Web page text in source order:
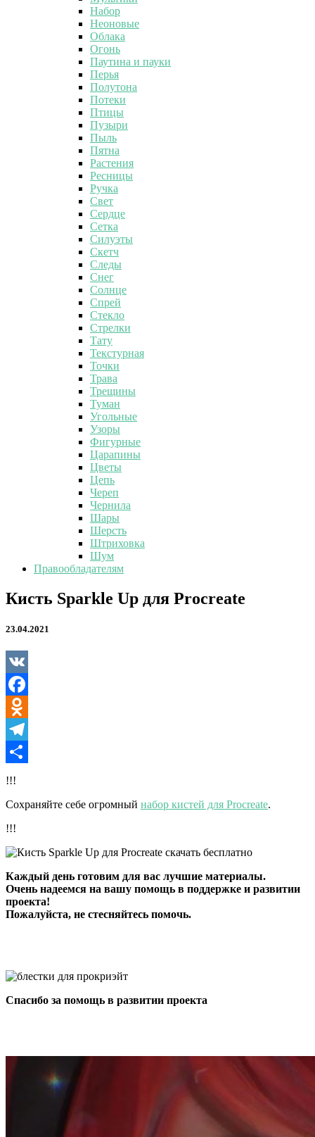
Набор
Неоновые
Облака
Огонь
Паутина и пауки
Перья
Полутона
Потеки
Птицы
Пузыри
Пыль
Пятна
Растения
Ресницы
Ручка
Свет
Сердце
Сетка
Силуэты
Скетч
Следы
Снег
Солнце
Спрей
Стекло
Стрелки
Тату
Текстурная
Точки
Трава
Трещины
Туман
Угольные
Узоры
Фигурные
Царапины
Цветы
Цепь
Череп
Чернила
Шары
Шерсть
Штриховка
Шум
Правообладателям
Кисть
Sparkle
для
Кисть Sparkle Up для Procreate
23.04.2021
VK
Facebook
Odnoklassniki
Telegram
Отправить
!!!
Сохраняйте себе огромный набор кистей для Procreate.
!!!
Каждый день готовим для вас лучшие материалы.
Очень надеемся на вашу помощь в поддержке и развитии
проекта!
Пожалуйста, не стесняйтесь помочь.
Спасибо за помощь в развитии проекта